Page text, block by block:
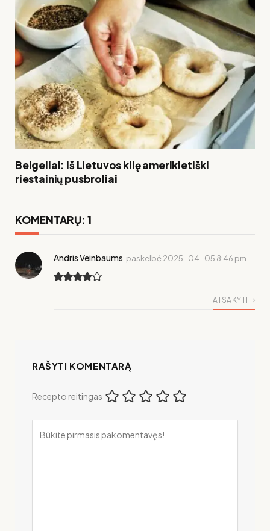
Beigeliai: iš Lietuvos kilę amerikietiški
riestainių pusbroliai
KOMENTARŲ: 1
Andris Veinbaums paskelbė 2025-04-05 8:46 pm
ATSAKYTI
RAŠYTI KOMENTARĄ
Recepto reitingas